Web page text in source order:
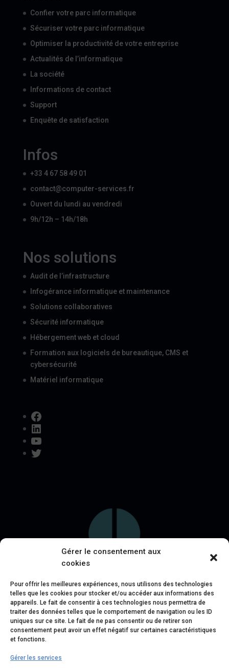
Gérer le consentement aux
cookies
Pour offrir les meilleures expériences, nous utilisons des technologies
telles que les cookies pour stocker et/ou accéder aux informations des
appareils. Le fait de consentir à ces technologies nous permettra de
traiter des données telles que le comportement de navigation ou les ID
uniques sur ce site. Le fait de ne pas consentir ou de retirer son
consentement peut avoir un effet négatif sur certaines caractéristiques
et fonctions.
Gérer les services
Confier votre parc informatique
Sécuriser votre parc informatique
Optimiser la productivité de votre entreprise
Actualités de l’informatique
La société
Informations de contact
Support
Enquête de satisfaction
Infos
+33 4 67 58 49 01
contact@computer-services.fr
Ouvert du lundi au vendredi
9h/12h – 14h/18h
Nos solutions
Audit de l’infrastructure
Infogérance informatique et maintenance
Solutions collaboratives
Sécurité informatique
Hébergement web et cloud
Formation aux logiciels de bureautique, CMS et
cybersécurité
Matériel informatique
Facebook
LinkedIn
YouTube
Twitter